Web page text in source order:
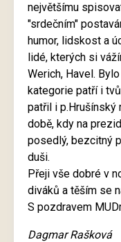
největšímu
"srdečním"
humor, lidskost a
lidé, kterých si
Werich, Havel.
kategorie patří i
patřil i p.Hrušínský
době, kdy na
posedlý, bezcitný
duši.
Přeji vše dobré v
diváků a těším se
S pozdravem
Dagmar Rašková